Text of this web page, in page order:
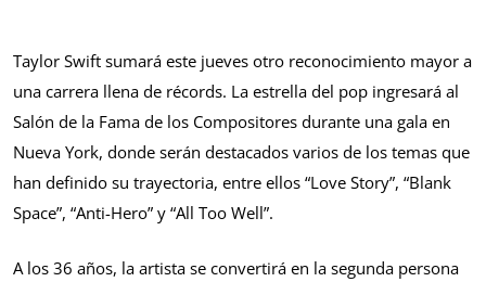
Taylor Swift sumará este jueves otro reconocimiento mayor a
una carrera llena de récords. La estrella del pop ingresará al
Salón de la Fama de los Compositores durante una gala en
Nueva York, donde serán destacados varios de los temas que
han definido su trayectoria, entre ellos “Love Story”, “Blank
Space”, “Anti-Hero” y “All Too Well”.
A los 36 años, la artista se convertirá en la segunda persona